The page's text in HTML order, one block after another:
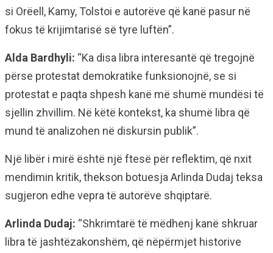
si Orëell, Kamy, Tolstoi e autorëve që kanë pasur në
fokus të krijimtarisë së tyre luftën”.
Alda Bardhyli: “Ka disa libra interesantë që tregojnë
përse protestat demokratike funksionojnë, se si
protestat e paqta shpesh kanë më shumë mundësi të
sjellin zhvillim. Në këtë kontekst, ka shumë libra që
mund të analizohen në diskursin publik”.
Një libër i mirë është një ftesë për reflektim, që nxit
mendimin kritik, thekson botuesja Arlinda Dudaj teksa
sugjeron edhe vepra të autorëve shqiptarë.
Arlinda Dudaj: “Shkrimtarë të mëdhenj kanë shkruar
libra të jashtëzakonshëm, që nëpërmjet historive